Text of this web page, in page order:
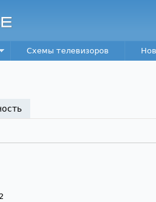
Схемы телевизоров